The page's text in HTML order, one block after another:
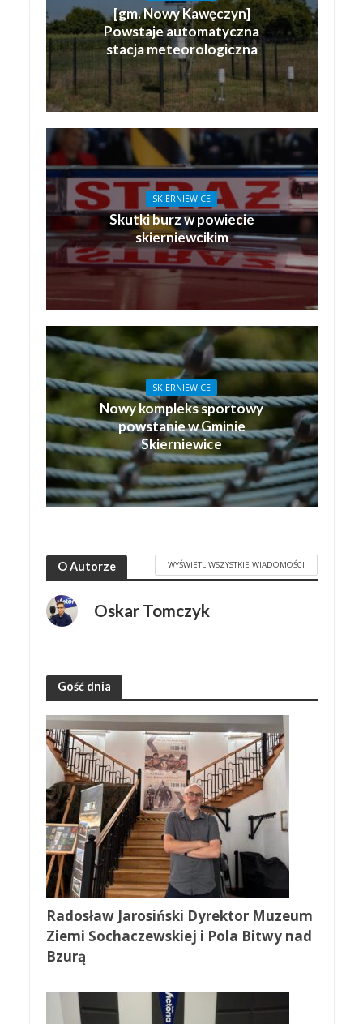
[gm. Nowy Kawęczyn]
Powstaje automatyczna
stacja meteorologiczna
SKIERNIEWICE
Skutki burz w powiecie
skierniewcikim
SKIERNIEWICE
Nowy kompleks sportowy
powstanie w Gminie
Skierniewice
O Autorze WYŚWIETL WSZYSTKIE WIADOMOŚCI
Oskar Tomczyk
Gość dnia
Radosław Jarosiński Dyrektor Muzeum
Ziemi Sochaczewskiej i Pola Bitwy nad
Bzurą